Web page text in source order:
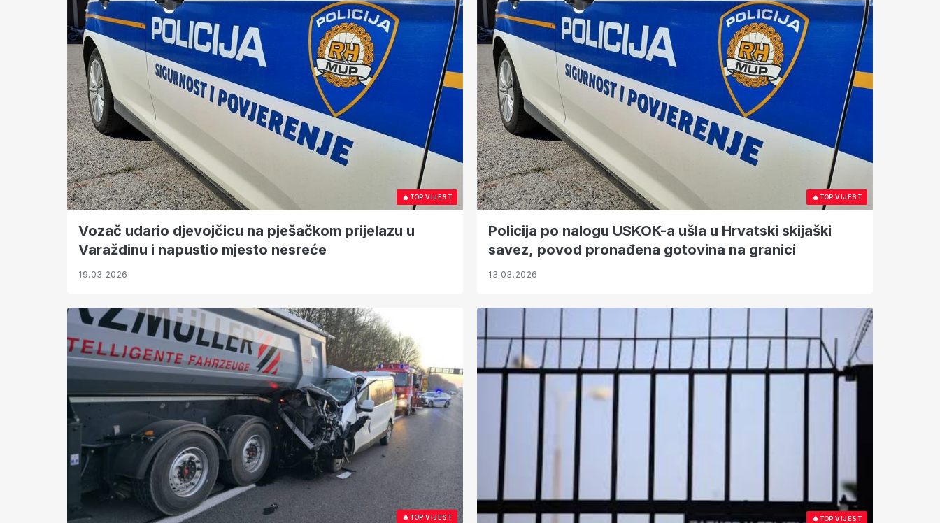
🔥TOP VIJEST
Vozač udario djevojčicu na pješačkom prijelazu u
Varaždinu i napustio mjesto nesreće
19.03.2026
🔥TOP VIJEST
Policija po nalogu USKOK-a ušla u Hrvatski skijaški
savez, povod pronađena gotovina na granici
13.03.2026
🔥TOP VIJEST 🔥TOP VIJEST